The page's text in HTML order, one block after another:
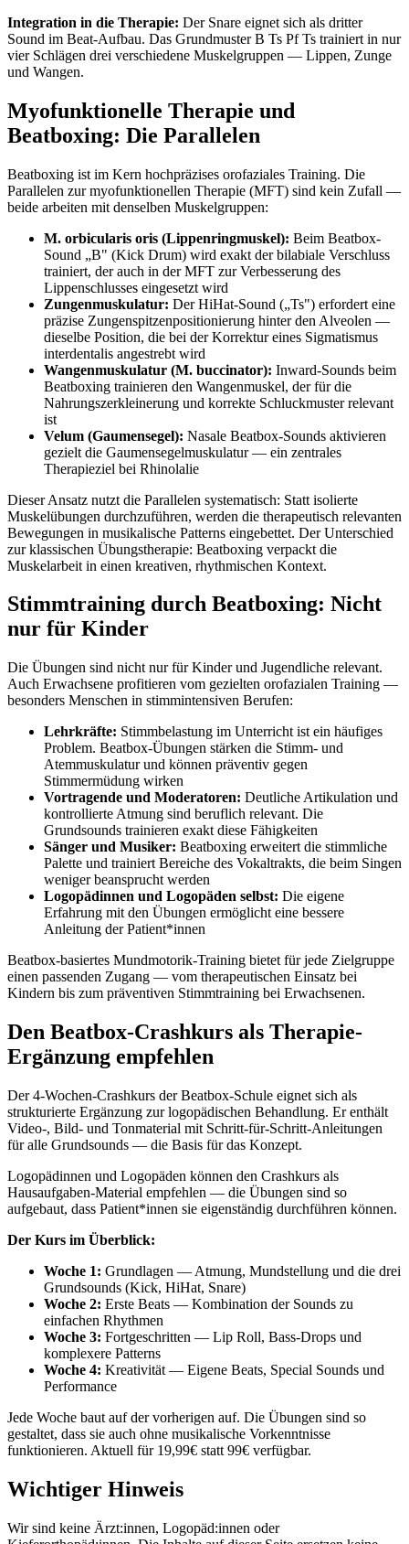
Integration in die Therapie: Der Snare eignet sich als dritter
Sound im Beat-Aufbau. Das Grundmuster B Ts Pf Ts trainiert in nur
vier Schlägen drei verschiedene Muskelgruppen — Lippen, Zunge
und Wangen.
Myofunktionelle Therapie und
Beatboxing: Die Parallelen
Beatboxing ist im Kern hochpräzises orofaziales Training. Die
Parallelen zur myofunktionellen Therapie (MFT) sind kein Zufall —
beide arbeiten mit denselben Muskelgruppen:
M. orbicularis oris (Lippenringmuskel): Beim Beatbox-
Sound „B" (Kick Drum) wird exakt der bilabiale Verschluss
trainiert, der auch in der MFT zur Verbesserung des
Lippenschlusses eingesetzt wird
Zungenmuskulatur: Der HiHat-Sound („Ts") erfordert eine
präzise Zungenspitzenpositionierung hinter den Alveolen —
dieselbe Position, die bei der Korrektur eines Sigmatismus
interdentalis angestrebt wird
Wangenmuskulatur (M. buccinator): Inward-Sounds beim
Beatboxing trainieren den Wangenmuskel, der für die
Nahrungszerkleinerung und korrekte Schluckmuster relevant
ist
Velum (Gaumensegel): Nasale Beatbox-Sounds aktivieren
gezielt die Gaumensegelmuskulatur — ein zentrales
Therapieziel bei Rhinolalie
Dieser Ansatz nutzt die Parallelen systematisch: Statt isolierte
Muskelübungen durchzuführen, werden die therapeutisch relevanten
Bewegungen in musikalische Patterns eingebettet. Der Unterschied
zur klassischen Übungstherapie: Beatboxing verpackt die
Muskelarbeit in einen kreativen, rhythmischen Kontext.
Stimmtraining durch Beatboxing: Nicht
nur für Kinder
Die Übungen sind nicht nur für Kinder und Jugendliche relevant.
Auch Erwachsene profitieren vom gezielten orofazialen Training —
besonders Menschen in stimmintensiven Berufen:
Lehrkräfte: Stimmbelastung im Unterricht ist ein häufiges
Problem. Beatbox-Übungen stärken die Stimm- und
Atemmuskulatur und können präventiv gegen
Stimmermüdung wirken
Vortragende und Moderatoren: Deutliche Artikulation und
kontrollierte Atmung sind beruflich relevant. Die
Grundsounds trainieren exakt diese Fähigkeiten
Sänger und Musiker: Beatboxing erweitert die stimmliche
Palette und trainiert Bereiche des Vokaltrakts, die beim Singen
weniger beansprucht werden
Logopädinnen und Logopäden selbst: Die eigene
Erfahrung mit den Übungen ermöglicht eine bessere
Anleitung der Patient*innen
Beatbox-basiertes Mundmotorik-Training bietet für jede Zielgruppe
einen passenden Zugang — vom therapeutischen Einsatz bei
Kindern bis zum präventiven Stimmtraining bei Erwachsenen.
Den Beatbox-Crashkurs als Therapie-
Ergänzung empfehlen
Der 4-Wochen-Crashkurs der Beatbox-Schule eignet sich als
strukturierte Ergänzung zur logopädischen Behandlung. Er enthält
Video-, Bild- und Tonmaterial mit Schritt-für-Schritt-Anleitungen
für alle Grundsounds — die Basis für das Konzept.
Logopädinnen und Logopäden können den Crashkurs als
Hausaufgaben-Material empfehlen — die Übungen sind so
aufgebaut, dass Patient*innen sie eigenständig durchführen können.
Der Kurs im Überblick:
Woche 1: Grundlagen — Atmung, Mundstellung und die drei
Grundsounds (Kick, HiHat, Snare)
Woche 2: Erste Beats — Kombination der Sounds zu
einfachen Rhythmen
Woche 3: Fortgeschritten — Lip Roll, Bass-Drops und
komplexere Patterns
Woche 4: Kreativität — Eigene Beats, Special Sounds und
Performance
Jede Woche baut auf der vorherigen auf. Die Übungen sind so
gestaltet, dass sie auch ohne musikalische Vorkenntnisse
funktionieren. Aktuell für 19,99€ statt 99€ verfügbar.
Wichtiger Hinweis
Wir sind keine Ärzt:innen, Logopäd:innen oder